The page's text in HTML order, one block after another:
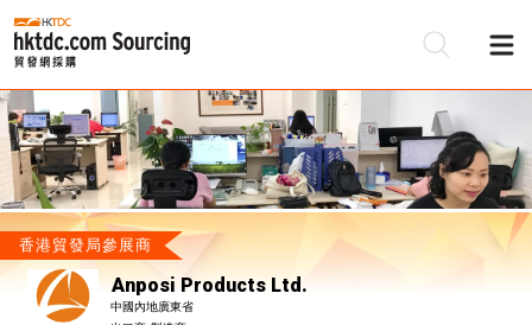
香港貿發局參展商
Anposi Products Ltd.
中國內地廣東省